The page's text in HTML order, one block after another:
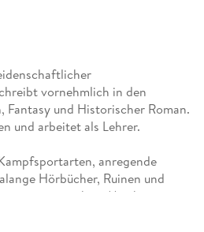
vornehmlich in den
Fantasy und Historischer Roman.
und arbeitet als Lehrer.
anregende
Hörbücher, Ruinen und
rockige Musik,